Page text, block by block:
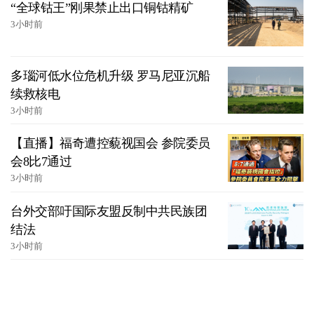
“全球钴王”刚果禁止出口铜钴精矿
3小时前
多瑙河低水位危机升级 罗马尼亚沉船
续救核电
3小时前
【直播】福奇遭控藐视国会 参院委员
会8比7通过
3小时前
台外交部吁国际友盟反制中共民族团
结法
3小时前